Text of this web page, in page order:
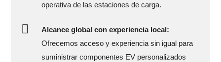
operativa de las estaciones de carga.
Alcance global con experiencia local:
Ofrecemos acceso y experiencia sin igual para
suministrar componentes EV personalizados